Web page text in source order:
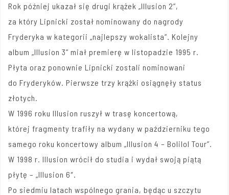
Rok później ukazał się drugi krążek „Illusion 2”,
za który Lipnicki został nominowany do nagrody
Fryderyka w kategorii „najlepszy wokalista”. Kolejny
album „Illusion 3” miał premierę w listopadzie 1995 r.
Płyta oraz ponownie Lipnicki zostali nominowani
do Fryderyków. Pierwsze trzy krążki osiągnęły status
złotych.
W 1996 roku Illusion ruszył w trasę koncertową,
której fragmenty trafiły na wydany w październiku tego
samego roku koncertowy album „Illusion 4 – Bolilol Tour”.
W 1998 r. Illusion wrócił do studia i wydał swoją piątą
płytę – „Illusion 6″.
Po siedmiu latach wspólnego grania, będąc u szczytu